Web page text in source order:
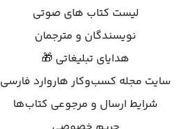
لیست کتاب های صوتی
نویسندگان و مترجمان
هدایای تبلیغاتی 🎁
سایت مجله کسب‌وکار هاروارد فارسی
شرایط ارسال و مرجوعی کتاب‌ها